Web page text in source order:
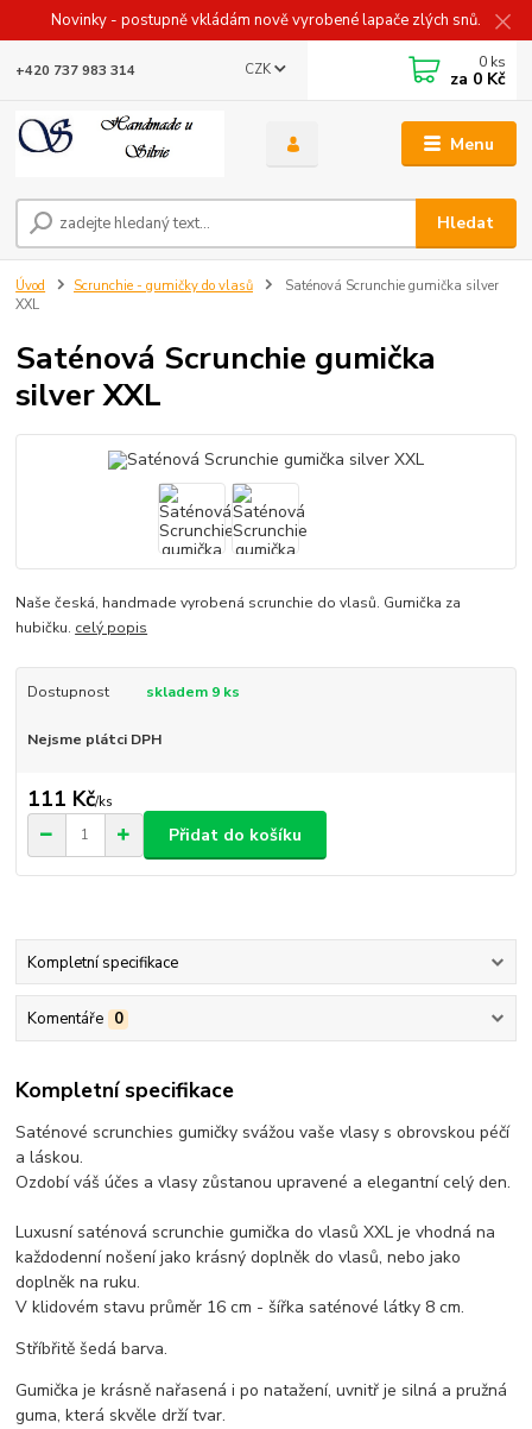
Novinky - postupně vkládám nově vyrobené lapače zlých snů.
Menu
CZK
Hledat
+420 737 983 314 0 ks
za 0 Kč
Úvod Scrunchie - gumičky do vlasů
Saténová Scrunchie gumička silver
XXL
Saténová Scrunchie gumička
silver XXL
Naše česká, handmade vyrobená scrunchie do vlasů. Gumička za
hubičku. celý popis
Dostupnost skladem 9 ks
Nejsme plátci DPH
111 Kč/ks
Přidat do košíku
Kompletní specifikace
Komentáře 0
Kompletní specifikace
Saténové scrunchies gumičky svážou vaše vlasy s obrovskou péčí
a láskou.
Ozdobí váš účes a vlasy zůstanou upravené a elegantní celý den.
Luxusní saténová scrunchie gumička do vlasů XXL je vhodná na
každodenní nošení jako krásný doplněk do vlasů, nebo jako
doplněk na ruku.
V klidovém stavu průměr 16 cm - šířka saténové látky 8 cm.
Stříbřitě šedá barva.
Gumička je krásně nařasená i po natažení, uvnitř je silná a pružná
guma, která skvěle drží tvar.